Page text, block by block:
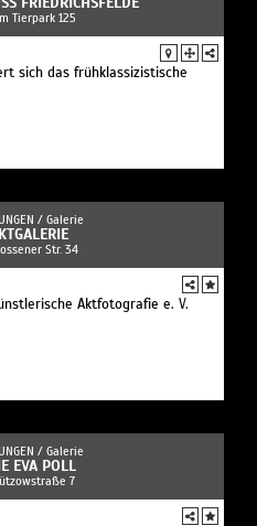
Tierpark 125
sich das frühklassizistische
/ Galerie
Str. 34
Aktfotografie e. V.
/ Galerie
EVA POLL
7